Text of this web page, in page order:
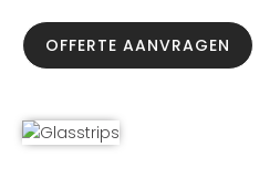
OFFERTE AANVRAGEN